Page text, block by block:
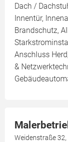
Dach /
Innentür,
Brandschutz,
Anschluss
&
Weidenstraße